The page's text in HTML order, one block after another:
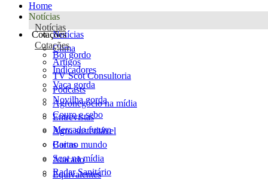
Home
Notícias
Notícias
Notícias
Clima
Artigos
TV Scot Consultoria
Podcasts
Agronegócio na mídia
Entrevistas
Agro sustentável
Cartas
Scot na mídia
Radar Sanitário
Cotações
Cotações
Boi gordo
Indicadores
Vaca gorda
Novilha gorda
Couro e sebo
Mercado futuro
Boi no mundo
Atacado
Equivalentes